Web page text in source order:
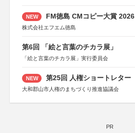
会、森林火災対策協会
NEW
FM徳島 CMコピー大賞 2026
株式会社エフエム徳島
第6回 「絵と言葉のチカラ展」
「絵と言葉のチカラ展」実行委員会
NEW 第25回 人権ショートレター
大和郡山市人権のまちづくり推進協議会
PR